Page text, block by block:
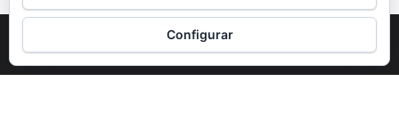
WordPress |Tema:
Configurar